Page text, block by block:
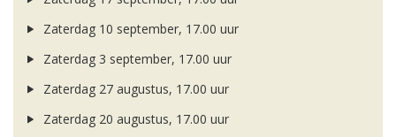
Zaterdag 10 september, 17.00 uur
Zaterdag 3 september, 17.00 uur
Zaterdag 27 augustus, 17.00 uur
Zaterdag 20 augustus, 17.00 uur